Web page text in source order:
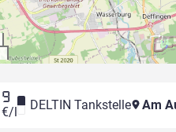
9
€/l DELTIN Tankstelle Am